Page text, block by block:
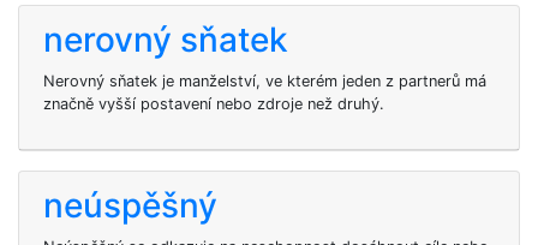
nerovný sňatek
Nerovný sňatek je manželství, ve kterém jeden z partnerů má
značně vyšší postavení nebo zdroje než druhý.
neúspěšný